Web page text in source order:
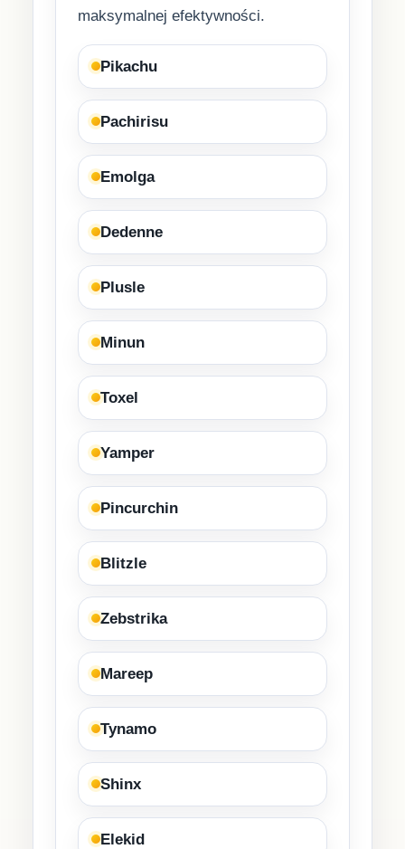
maksymalnej efektywności.
Pikachu
Pachirisu
Emolga
Dedenne
Plusle
Minun
Toxel
Yamper
Pincurchin
Blitzle
Zebstrika
Mareep
Tynamo
Shinx
Elekid